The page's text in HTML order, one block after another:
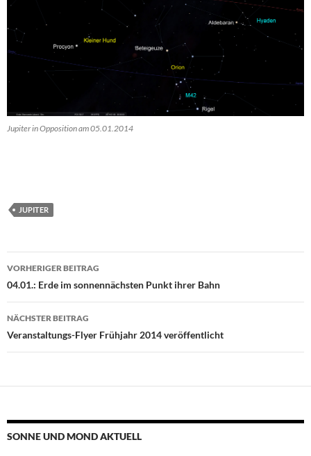
Jupiter in Opposition am 05.01.2014
JUPITER
Beitragsnavigation
VORHERIGER BEITRAG
04.01.: Erde im sonnennächsten Punkt ihrer Bahn
NÄCHSTER BEITRAG
Veranstaltungs-Flyer Frühjahr 2014 veröffentlicht
SONNE UND MOND AKTUELL